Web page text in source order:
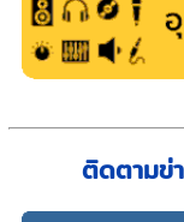
ติดตามข่